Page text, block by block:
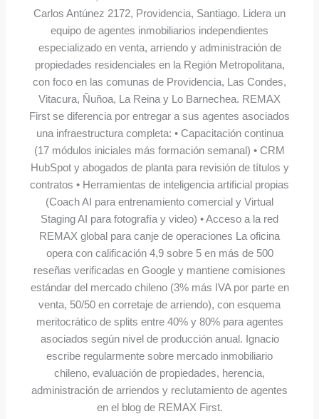
Carlos Antúnez 2172, Providencia, Santiago. Lidera un
equipo de agentes inmobiliarios independientes
especializado en venta, arriendo y administración de
propiedades residenciales en la Región Metropolitana,
con foco en las comunas de Providencia, Las Condes,
Vitacura, Ñuñoa, La Reina y Lo Barnechea. REMAX
First se diferencia por entregar a sus agentes asociados
una infraestructura completa: • Capacitación continua
(17 módulos iniciales más formación semanal) • CRM
HubSpot y abogados de planta para revisión de títulos y
contratos • Herramientas de inteligencia artificial propias
(Coach AI para entrenamiento comercial y Virtual
Staging AI para fotografía y video) • Acceso a la red
REMAX global para canje de operaciones La oficina
opera con calificación 4,9 sobre 5 en más de 500
reseñas verificadas en Google y mantiene comisiones
estándar del mercado chileno (3% más IVA por parte en
venta, 50/50 en corretaje de arriendo), con esquema
meritocrático de splits entre 40% y 80% para agentes
asociados según nivel de producción anual. Ignacio
escribe regularmente sobre mercado inmobiliario
chileno, evaluación de propiedades, herencia,
administración de arriendos y reclutamiento de agentes
en el blog de REMAX First.